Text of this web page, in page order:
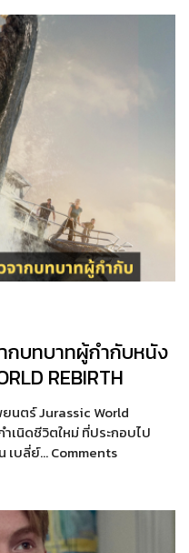
กบทบาทผู้กำกับหนัง
REBIRTH
นตร์ Jurassic World
เนิดชีวิตใหม่ ที่ประกอบไป
เบลี่ย์… Comments